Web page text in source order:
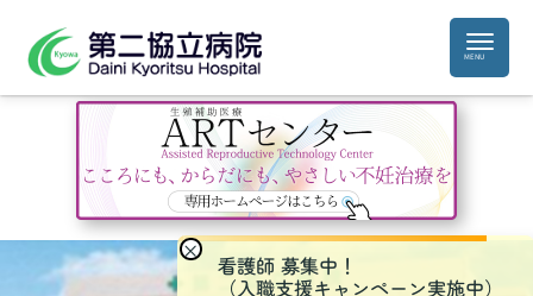
×
看護師 募集中！
（入職支援キャンペーン実施中）